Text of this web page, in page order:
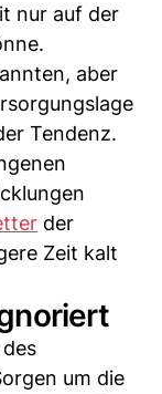
nur auf der
aber
Tendenz.
der
Zeit kalt
um die